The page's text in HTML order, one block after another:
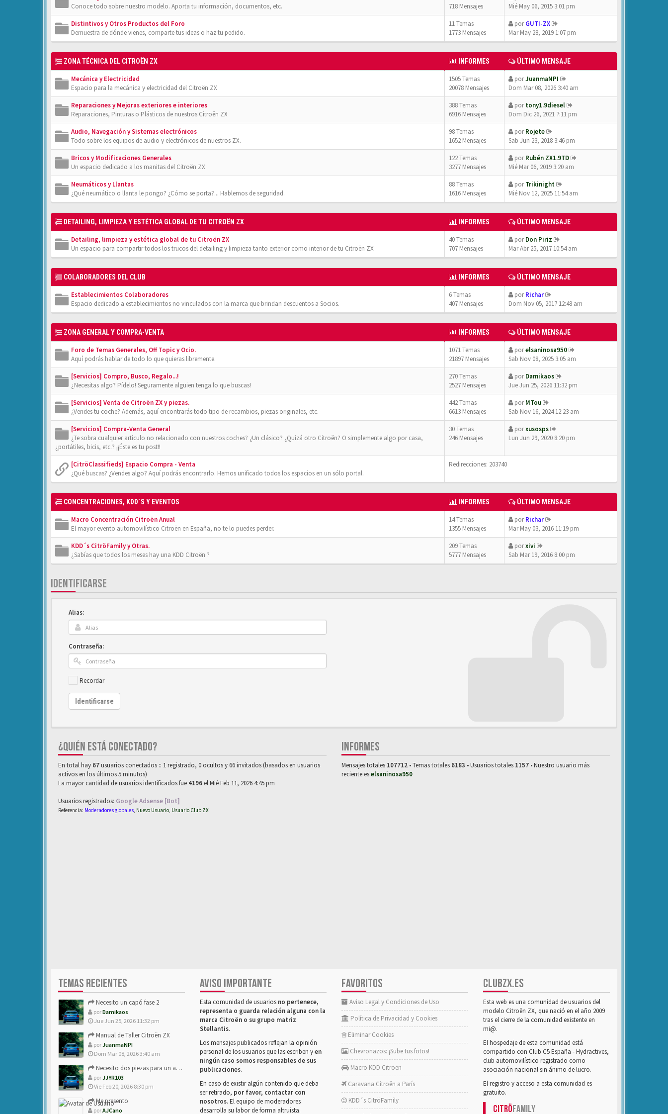
Conoce todo sobre nuestro modelo. Aporta tu información, documentos, etc.
718 Mensajes
Mié May 06, 2015 3:01 pm
Distintivos y Otros Productos del Foro
Demuestra de dónde vienes, comparte tus ideas o haz tu pedido.
11 Temas
1773 Mensajes
porGUTI-ZX
Mar May 28, 2019 1:07 pm
ZONA TÉCNICA DEL CITROËN ZX INFORMES ÚLTIMO MENSAJE
Mecánica y Electricidad
Espacio para la mecánica y electricidad del Citroën ZX
1505 Temas
20078 Mensajes
porJuanmaNPI
Dom Mar 08, 2026 3:40 am
Reparaciones y Mejoras exteriores e interiores
Reparaciones, Pinturas o Plásticos de nuestros Citroën ZX
388 Temas
6916 Mensajes
portony1.9diesel
Dom Dic 26, 2021 7:11 pm
Audio, Navegación y Sistemas electrónicos
Todo sobre los equipos de audio y electrónicos de nuestros ZX.
98 Temas
1652 Mensajes
porRojete
Sab Jun 23, 2018 3:46 pm
Bricos y Modificaciones Generales
Un espacio dedicado a los manitas del Citroën ZX
122 Temas
3277 Mensajes
porRubén ZX1.9TD
Mié Mar 06, 2019 3:20 am
Neumáticos y Llantas
¿Qué neumático o llanta le pongo? ¿Cómo se porta?... Hablemos de seguridad.
88 Temas
1616 Mensajes
porTrikinight
Mié Nov 12, 2025 11:54 am
DETAILING, LIMPIEZA Y ESTÉTICA GLOBAL DE TU CITROËN ZX INFORMES ÚLTIMO MENSAJE
Detailing, limpieza y estética global de tu Citroën ZX
Un espacio para compartir todos los trucos del detailing y limpieza tanto exterior como interior de tu Citroën ZX
40 Temas
707 Mensajes
porDon Piriz
Mar Abr 25, 2017 10:54 am
COLABORADORES DEL CLUB INFORMES ÚLTIMO MENSAJE
Establecimientos Colaboradores
Espacio dedicado a establecimientos no vinculados con la marca que brindan descuentos a Socios.
6 Temas
407 Mensajes
porRichar
Dom Nov 05, 2017 12:48 am
ZONA GENERAL Y COMPRA-VENTA INFORMES ÚLTIMO MENSAJE
Foro de Temas Generales, Off Topic y Ocio.
Aquí podrás hablar de todo lo que quieras libremente.
1071 Temas
21897 Mensajes
porelsaninosa950
Sab Nov 08, 2025 3:05 am
[Servicios] Compro, Busco, Regalo...!
¿Necesitas algo? Pídelo! Seguramente alguien tenga lo que buscas!
270 Temas
2527 Mensajes
porDamikaos
Jue Jun 25, 2026 11:32 pm
[Servicios] Venta de Citroën ZX y piezas.
¿Vendes tu coche? Además, aquí encontrarás todo tipo de recambios, piezas originales, etc.
442 Temas
6613 Mensajes
porMTou
Sab Nov 16, 2024 12:23 am
[Servicios] Compra-Venta General
¿Te sobra cualquier artículo no relacionado con nuestros coches? ¿Un clásico? ¿Quizá otro Citroën? O simplemente algo por casa,
¿portátiles, bicis, etc.? ¡¡Éste es tu post!!
30 Temas
246 Mensajes
porxusosps
Lun Jun 29, 2020 8:20 pm
[CitröClassifieds] Espacio Compra - Venta
¿Qué buscas? ¿Vendes algo? Aquí podrás encontrarlo. Hemos unificado todos los espacios en un sólo portal.
Redirecciones: 203740
CONCENTRACIONES, KDD´S Y EVENTOS INFORMES ÚLTIMO MENSAJE
Macro Concentración Citroën Anual
El mayor evento automovilístico Citroën en España, no te lo puedes perder.
14 Temas
1355 Mensajes
porRichar
Mar May 03, 2016 11:19 pm
KDD´s CitröFamily y Otras.
¿Sabías que todos los meses hay una KDD Citroën ?
209 Temas
5777 Mensajes
porxivi
Sab Mar 19, 2016 8:00 pm
IDENTIFICARSE
Alias:
Contraseña:
Recordar
Identificarse
¿QUIÉN ESTÁ CONECTADO?
En total hay 67usuarios conectados :: 1 registrado, 0 ocultos y 66 invitados (basados en usuarios
activos en los últimos 5 minutos)
La mayor cantidad de usuarios identificados fue 4196 el Mié Feb 11, 2026 4:45 pm
Usuarios registrados: Google Adsense [Bot]
Referencia: Moderadores globales, Nuevo Usuario, Usuario Club ZX
INFORMES
Mensajes totales 107712 • Temas totales 6183 • Usuarios totales 1157 • Nuestro usuario más
reciente eselsaninosa950
TEMAS RECIENTES
Necesito un capó fase 2
porDamikaos
Jue Jun 25, 2026 11:32 pm
Manual de Taller Citroën ZX
porJuanmaNPI
Dom Mar 08, 2026 3:40 am
Necesito dos piezas para un amigo con ZX.
porJJYR103
Vie Feb 20, 2026 8:30 pm
Me presento
porAJCano
AVISO IMPORTANTE
Esta comunidad de usuarios no pertenece,
representa o guarda relación alguna con la
marca Citroën o su grupo matriz
Stellantis.
Los mensajes publicados reflejan la opinión
personal de los usuarios que las escriben yen
ningún caso somos responsables de sus
publicaciones.
En caso de existir algún contenido que deba
ser retirado, por favor, contactar con
nosotros. El equipo de moderadores
desarrolla su labor de forma altruista.
FAVORITOS
Aviso Legal y Condiciones de Uso
Política de Privacidad y Cookies
Eliminar Cookies
Chevronazos: ¡Sube tus fotos!
Macro KDD Citroën
Caravana Citroën a París
KDD´s CitröFamily
CLUBZX.ES
Esta web es una comunidad de usuarios del
modelo Citroën ZX, que nació en el año 2009
tras el cierre de la comunidad existente en
mi@.
El hospedaje de esta comunidad está
compartido con Club C5 España - Hydractives,
club automovilístico registrado como
asociación nacional sin ánimo de lucro.
El registro y acceso a esta comunidad es
gratuito.
CitröFamily